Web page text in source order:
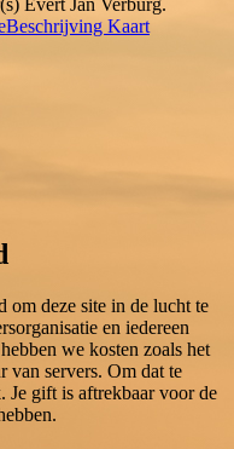
Kaart
om deze site in de lucht te
en iedereen
we kosten zoals het
van servers. Om dat te
Je gift is aftrekbaar voor de